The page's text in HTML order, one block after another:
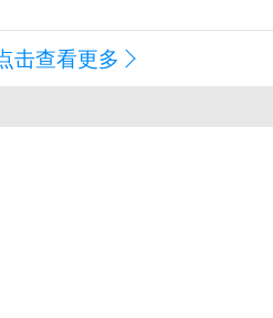
击查看更多